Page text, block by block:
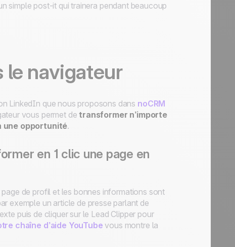
simple post-it qui trainera pendant beaucoup
le navigateur
LinkedIn que nous proposons dans noCRM
vous permet detransformer n’importe
une opportunité.
en 1 clic une page en
page de profil et les bonnes informations sont
exemple un article de presse parlant de
puis de cliquer sur le Lead Clipper pour
chaîne d’aide YouTubevous montre la